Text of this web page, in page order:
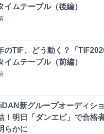
イムテーブル（後編）
のTIF、どう動く？「
イムテーブル（前編）
新グループオーディシ
！明日「ダンエビ」で合格
らかに